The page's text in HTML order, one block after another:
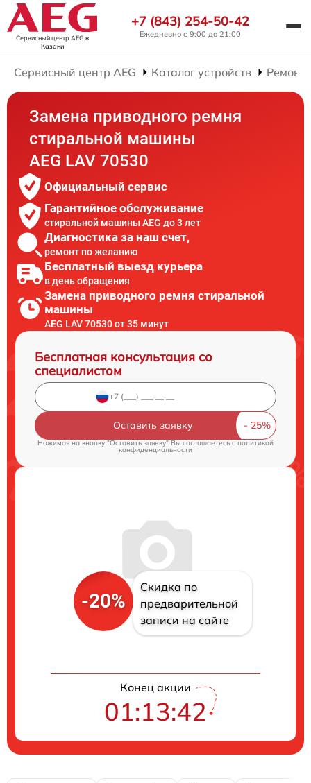
Сервисный центр AEG в
Казани
+7 (843) 254-50-42
Ежедневно с 9:00 до 21:00
Сервисный центр AEG Каталог устройств Ремонт
Замена приводного ремня
стиральной машины
AEG LAV 70530
Официальный сервис
Гарантийное обслуживание
стиральной машины AEG до 3 лет
Диагностика за наш счет,
ремонт по желанию
Бесплатный выезд курьера
в день обращения
Замена приводного ремня стиральной
машины
AEG LAV 70530 от 35 минут
Бесплатная консультация со
специалистом
Оставить заявку
Нажимая на кнопку "Оставить заявку" Вы соглашаетесь cполитикой
конфиденциальности
-20%
Скидка по
предварительной
записи на сайте
Конец акции
01:13:41